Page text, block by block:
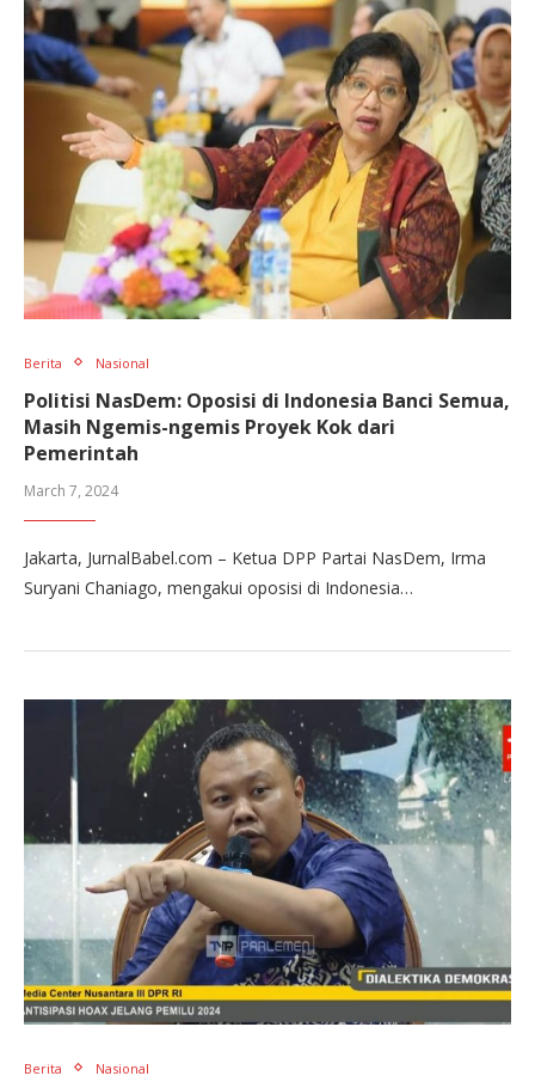
Berita Nasional
Politisi NasDem: Oposisi di Indonesia Banci Semua,
Masih Ngemis-ngemis Proyek Kok dari
Pemerintah
March 7, 2024
Jakarta, JurnalBabel.com – Ketua DPP Partai NasDem, Irma
Suryani Chaniago, mengakui oposisi di Indonesia…
Berita Nasional